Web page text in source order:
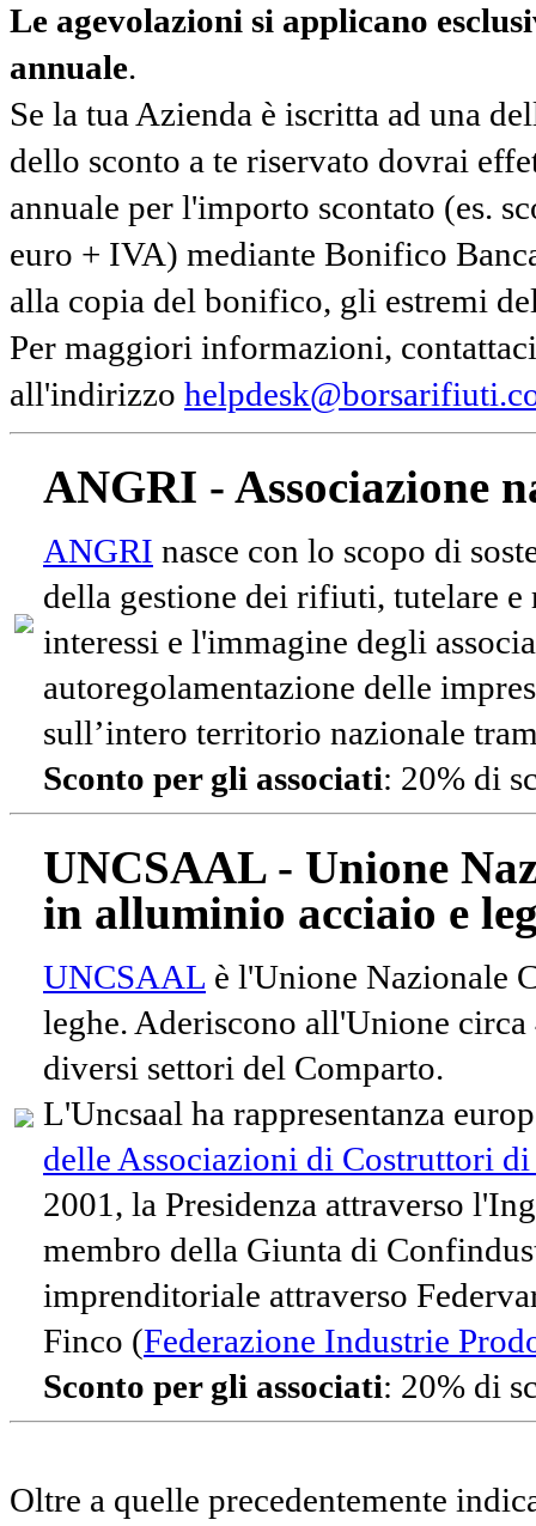
Le agevolazioni si applicano
annuale.
Se la tua Azienda è iscritta ad una
dello sconto a te riservato dovrai
annuale per l'importo scontato (es.
euro + IVA) mediante Bonifico
alla copia del bonifico, gli estremi
Per maggiori informazioni,
all'indirizzo
ANGRI - Associazione
ANGRI nasce con lo scopo di
della gestione dei rifiuti, tutelare e
interessi e l'immagine degli
autoregolamentazione delle
sull’intero territorio nazionale
Sconto per gli associati: 20% di
UNCSAAL - Unione
in alluminio acciaio e
UNCSAAL è l'Unione Nazionale
leghe. Aderiscono all'Unione
diversi settori del Comparto.
L'Uncsaal ha rappresentanza
delle Associazioni di Costruttori
2001, la Presidenza attraverso
membro della Giunta di
imprenditoriale attraverso
Finco (Federazione Industrie
Sconto per gli associati: 20% di
Oltre a quelle precedentemente